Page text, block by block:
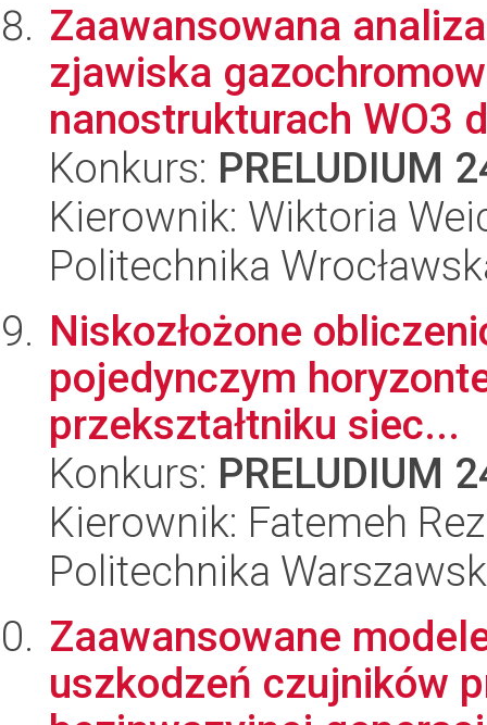
Zaawansowana
zjawiska
nanostrukturach WO3
Konkurs: PRELUDIUM
Kierownik: Wiktoria
Politechnika
Niskozłożone
pojedynczym
przekształtniku siec...
Konkurs: PRELUDIUM
Kierownik: Fatemeh
Politechnika
Zaawansowane
uszkodzeń czujników